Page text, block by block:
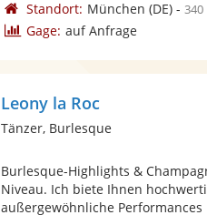
Standort: München (DE)- 340
Gage: auf Anfrage
Leony la Roc
Tänzer, Burlesque
Burlesque-Highlights &
Niveau. Ich biete Ihnen
außergewöhnliche Performances